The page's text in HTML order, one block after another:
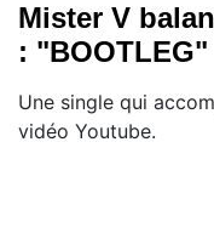
Mister V
: "BOOTLEG"
Une single qui
vidéo Youtube.